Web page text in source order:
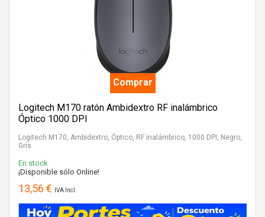
Comprar
Logitech M170 ratón Ambidextro RF inalámbrico
Óptico 1000 DPI
Logitech M170, Ambidextro, Óptico, RF inalámbrico, 1000 DPI, Negro,
Gris
En stock
¡Disponible sólo Online!
13,56 € IVA Incl.